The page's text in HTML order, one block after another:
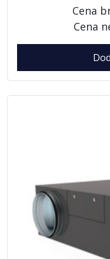
Cena
Cena